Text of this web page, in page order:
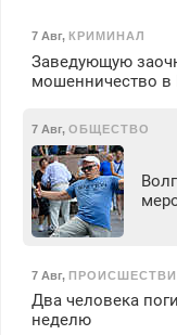
7 Авг, КРИМИНАЛ
Заведующую
мошенничество в
7 Авг, ОБЩЕСТВО
7 Авг,
Два человека
неделю